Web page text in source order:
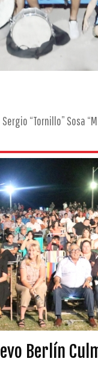
Sergio “Tornillo” Sosa
Berlín